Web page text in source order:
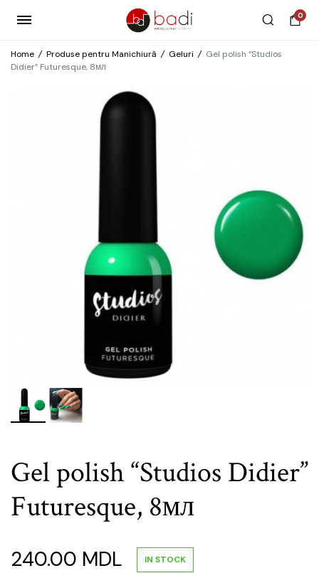
0
Home / Produse pentru Manichiură / Geluri / Gel polish “Studios
Didier” Futuresque, 8мл
Gel polish “Studios Didier”
Futuresque, 8мл
240.00 MDL IN STOCK